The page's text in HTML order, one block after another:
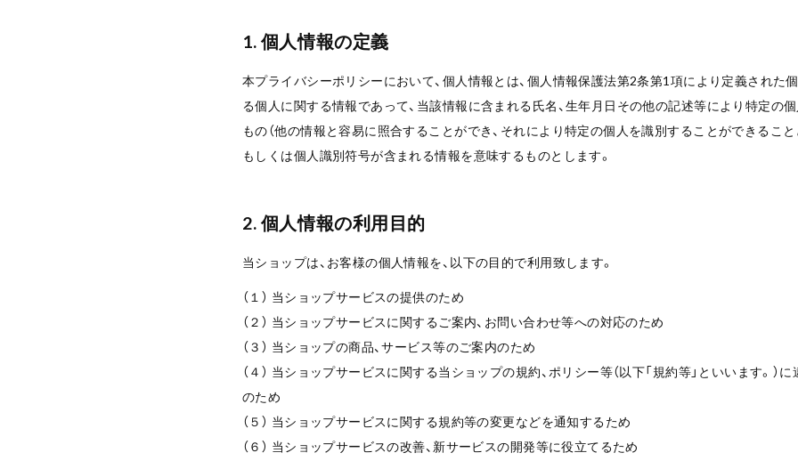
1. 個人情報の定義
本プライバシーポリシーにおいて、個人情報とは、個人情報保護法第2条第1項により定義された個
る個人に関する情報であって、当該情報に含まれる氏名、生年月日その他の記述等により特定の
もの（他の情報と容易に照合することができ、それにより特定の個人を識別することができること
もしくは個人識別符号が含まれる情報を意味するものとします。
2. 個人情報の利用目的
当ショップは、お客様の個人情報を、以下の目的で利用致します。
（１） 当ショップサービスの提供のため
（２） 当ショップサービスに関するご案内、お問い合わせ等への対応のため
（３） 当ショップの商品、サービス等のご案内のため
（４） 当ショップサービスに関する当ショップの規約、ポリシー等（以下「規約等」といいます。）
のため
（５） 当ショップサービスに関する規約等の変更などを通知するため
（６） 当ショップサービスの改善、新サービスの開発等に役立てるため